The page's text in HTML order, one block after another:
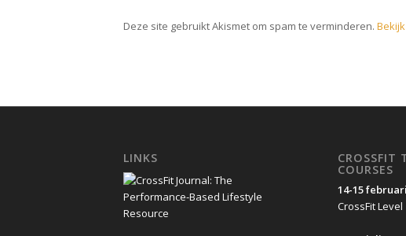
Deze site gebruikt Akismet om spam te verminderen.
LINKS CROSSFIT
COURSES
14-15
CrossFit